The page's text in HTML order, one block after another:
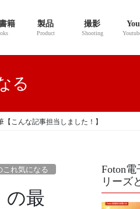
籍 製品
Product
撮影
Shooting
る
こんな記事担当しました！】
これ気になる
の最
Foton
リーズ